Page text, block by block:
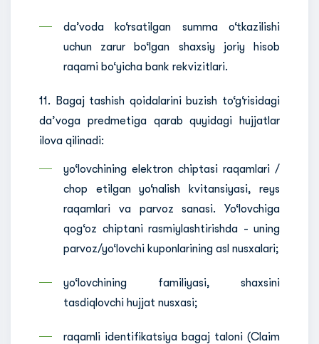
daʼvoda ko‘rsatilgan summa o‘tkazilishi
uchun zarur bo‘lgan shaxsiy joriy hisob
raqami bo‘yicha bank rekvizitlari.
11. Bagaj tashish qoidalarini buzish to‘g‘risidagi
da’voga predmetiga qarab quyidagi hujjatlar
ilova qilinadi:
yo‘lovchining elektron chiptasi raqamlari /
chop etilgan yo‘nalish kvitansiyasi, reys
raqamlari va parvoz sanasi. Yo‘lovchiga
qog‘oz chiptani rasmiylashtirishda - uning
parvoz/yo‘lovchi kuponlarining asl nusxalari;
yo‘lovchining familiyasi, shaxsini
tasdiqlovchi hujjat nusxasi;
raqamli identifikatsiya bagaj taloni (Claim